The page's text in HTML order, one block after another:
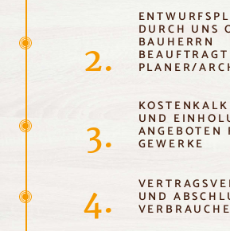
2.
DURCH UNS
BAUHERRN
PLANER/
3. UND
ANGEBOTEN
GEWERKE
4. UND